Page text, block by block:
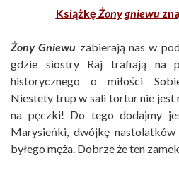
Książkę Żony gniewu
Żony Gniewu zabierają nas w
gdzie siostry Raj trafiają na
historycznego o miłości
Niestety trup w sali tortur nie jest
na pęczki! Do tego dodajmy
Marysieńki, dwójkę
byłego męża. Dobrze że ten